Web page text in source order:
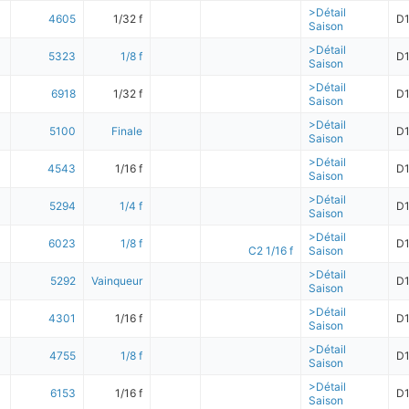
4605 1/32 f
>Détail
Saison
D1
5323 1/8 f
>Détail
Saison
D1
6918 1/32 f
>Détail
Saison
D1
5100 Finale
>Détail
Saison
D1
4543 1/16 f
>Détail
Saison
D1
5294 1/4 f
>Détail
Saison
D1
6023 1/8 f
C2 1/16 f
>Détail
Saison
D1
5292 Vainqueur
>Détail
Saison
D1
4301 1/16 f
>Détail
Saison
D1
4755 1/8 f
>Détail
Saison
D1
6153 1/16 f
>Détail
Saison
D1